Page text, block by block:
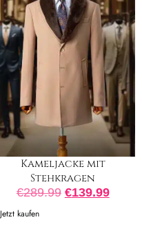
Kameljacke mit
Stehkragen
€289.99 €139.99
Jetzt kaufen